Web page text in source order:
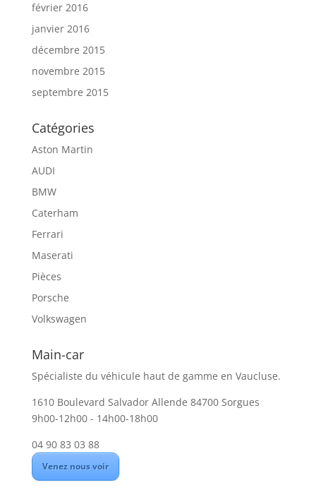
février 2016
janvier 2016
décembre 2015
novembre 2015
septembre 2015
Catégories
Aston Martin
AUDI
BMW
Caterham
Ferrari
Maserati
Pièces
Porsche
Volkswagen
Main-car
Spécialiste du véhicule haut de gamme en Vaucluse.
1610 Boulevard Salvador Allende 84700 Sorgues
9h00-12h00 - 14h00-18h00
04 90 83 03 88
Venez nous voir